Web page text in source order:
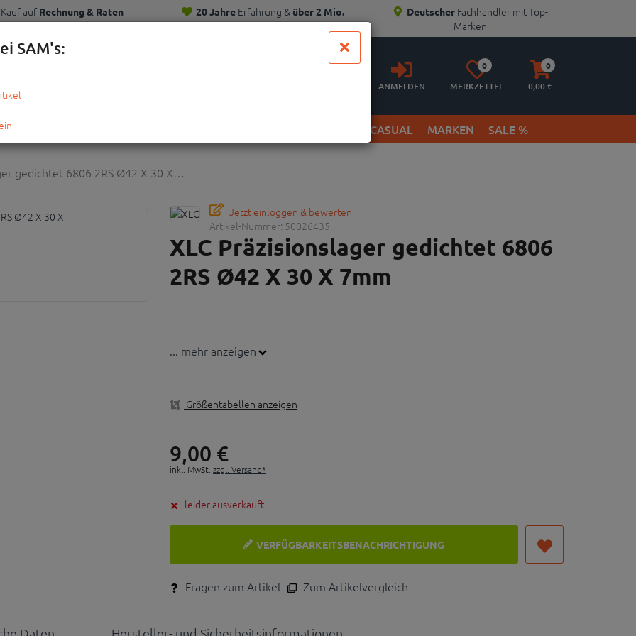
Kauf auf Rechnung & Raten 20 JahreErfahrung & über 2 Mio.
Kunden
Deutscher Fachhändler mit Top-
Marken
Anmelden
ANMELDEN
Merkzettel
aufklappen
0
MERKZETTEL
Warenkorb
aufklappen
0
0,00 €
STREETWEAR & CASUAL MARKEN SALE %
gedichtet 6806 2RS Ø42 X 30 X…
Jetzt einloggen & bewerten
Artikel-Nummer: 50026435
XLC Präzisionslager gedichtet 6806
2RS Ø42 X 30 X 7mm
... mehr anzeigen
Größentabellen anzeigen
9,00 €
inkl. MwSt. zzgl. Versand*
leider ausverkauft
VERFÜGBARKEITSBENACHRICHTIGUNG
Fragen zum Artikel Zum Artikelvergleich
Daten Hersteller- und Sicherheitsinformationen
SAM's: